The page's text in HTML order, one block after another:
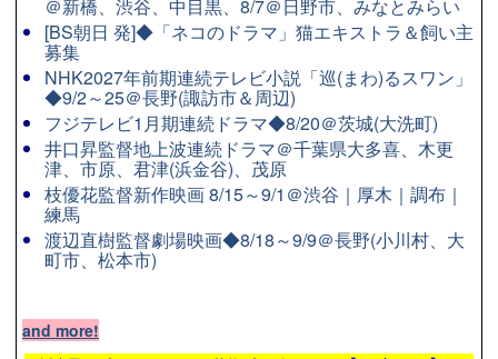
＠新橋、渋谷、中目黒、8/7＠日野市、みなとみらい
[BS朝日 発]◆「ネコのドラマ」猫エキストラ＆飼い主
募集
NHK2027年前期連続テレビ小説「巡(まわ)るスワン」
◆9/2～25＠長野(諏訪市＆周辺)
フジテレビ1月期連続ドラマ◆8/20＠茨城(大洗町)
井口昇監督地上波連続ドラマ＠千葉県大多喜、木更
津、市原、君津(浜金谷)、茂原
枝優花監督新作映画 8/15～9/1＠渋谷｜厚木｜調布｜
練馬
渡辺直樹監督劇場映画◆8/18～9/9＠長野(小川村、大
町市、松本市)
and more!